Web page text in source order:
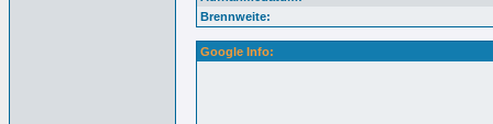
Brennweite:
Google Info: